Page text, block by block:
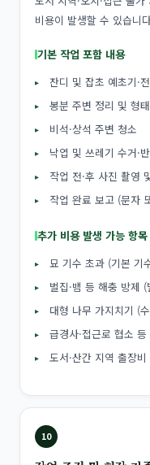
비용이 발생할 수 있습니
기본 작업 포함 내용
잔디 및 잡초 예초기·
봉분 주변 정리 및 형
비석·상석 주변 청소
낙엽 및 쓰레기 수거·
작업 전·후 사진 촬영
작업 완료 보고 (문자
추가 비용 발생 가능 항목
묘 기수 초과 (기본 기
벌집·뱀 등 해충 방제
대형 나무 가지치기 (
급경사·접근로 협소
도서·산간 지역 출장비
10